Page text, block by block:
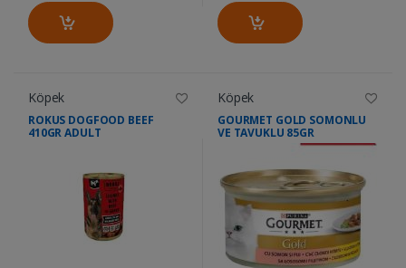
Köpek
ROKUS DOGFOOD BEEF
410GR ADULT
Köpek
GOURMET GOLD SOMONLU
VE TAVUKLU 85GR